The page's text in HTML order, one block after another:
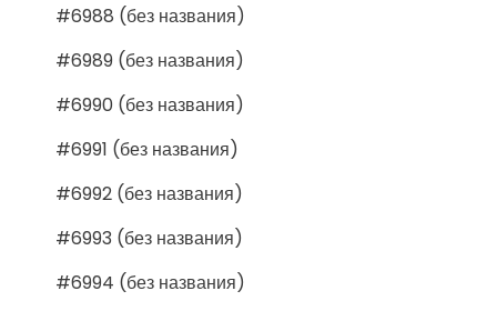
#6988 (без названия)
#6989 (без названия)
#6990 (без названия)
#6991 (без названия)
#6992 (без названия)
#6993 (без названия)
#6994 (без названия)